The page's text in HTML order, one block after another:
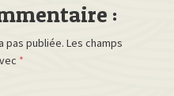
:
pas publiée. Les champs
*